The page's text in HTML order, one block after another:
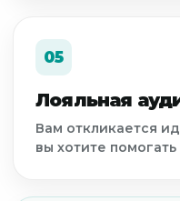
05
Лояльная
Вам откликается
вы хотите